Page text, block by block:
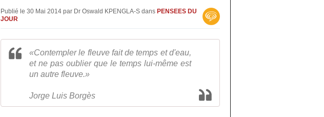
Publié le 30 Mai 2014 par Dr Oswald KPENGLA-S dans PENSEES DU
JOUR
«Contempler le fleuve fait de temps et d'eau,
et ne pas oublier que le temps lui-même est
un autre fleuve.»
Jorge Luis Borgès